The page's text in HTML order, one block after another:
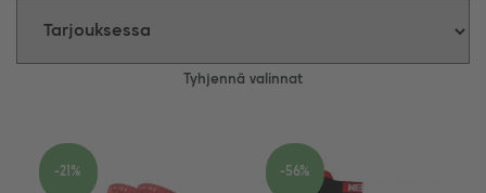
Tyhjennä valinnat
-21% -56%